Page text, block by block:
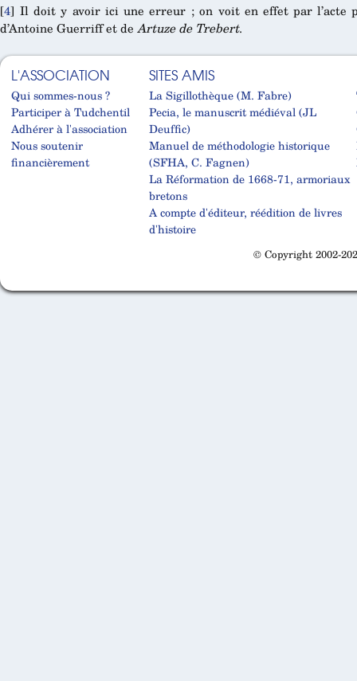
[4]Il doit y avoir ici une erreur ; on voit en effet par l’acte
d’Antoine Guerriff et de Artuze de Trebert.
L'ASSOCIATION
Qui sommes-nous ?
Participer à Tudchentil
Adhérer à l'association
Nous soutenir
financièrement
SITES AMIS
La Sigillothèque (M. Fabre)
Pecia, le manuscrit médiéval (JL
Deuffic)
Manuel de méthodologie historique
(SFHA, C. Fagnen)
La Réformation de 1668-71, armoriaux
bretons
A compte d'éditeur, réédition de livres
d'histoire
© Copyright 2002-